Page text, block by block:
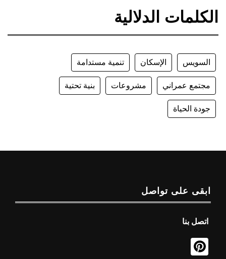
الكلمات الدلالية
السويس الإسكان تنمية مستدامة
مجتمع عمراني مشروعات بنية تحتية
جودة الحياة
ابقى على تواصل
اتصل بنا